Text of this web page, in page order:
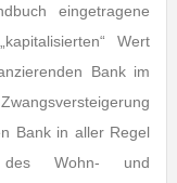
eingetragene
Wert
Bank im
Bank in aller Regel
Wohn- und